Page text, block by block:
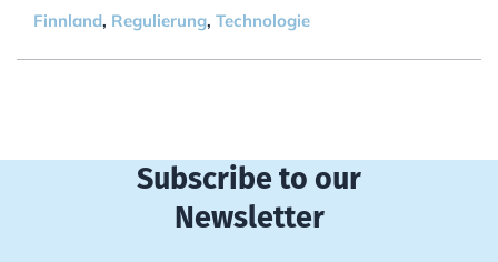
Finnland, Regulierung, Technologie
Subscribe to our
Newsletter